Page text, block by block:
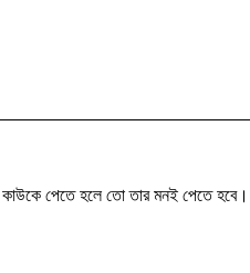
পেতে হলে তো তার মনই পেতে